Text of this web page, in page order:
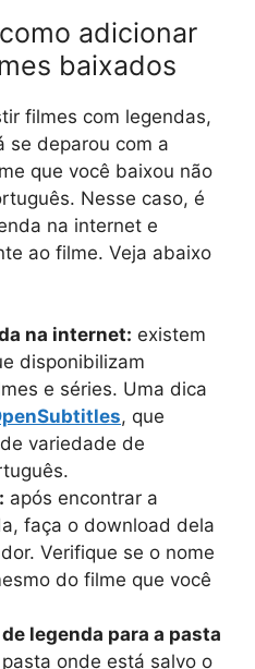
adicionar
baixados
filmes com legendas,
se deparou com a
que você baixou não
Nesse caso, é
na internet e
ao filme. Veja abaixo
na internet: existem
disponibilizam
e séries. Uma dica
, que
variedade de
após encontrar a
faça o download dela
Verifique se o nome
do filme que você
legenda para a pasta
onde está salvo o